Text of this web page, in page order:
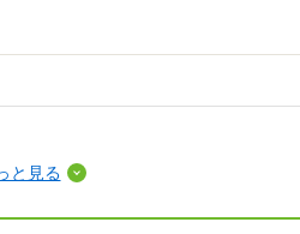
と見る